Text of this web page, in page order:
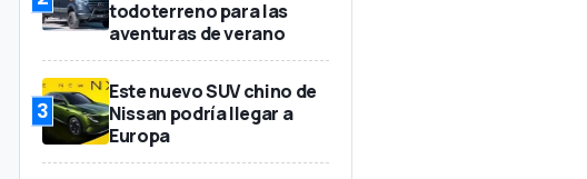
todoterreno para las
aventuras de verano
3
Este nuevo SUV chino de
Nissan podría llegar a
Europa